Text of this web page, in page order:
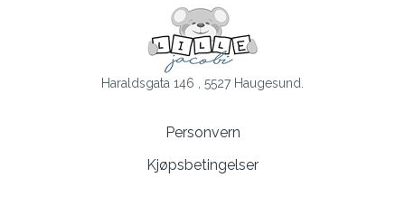
Haraldsgata 146 , 5527 Haugesund.
Personvern
Kjøpsbetingelser